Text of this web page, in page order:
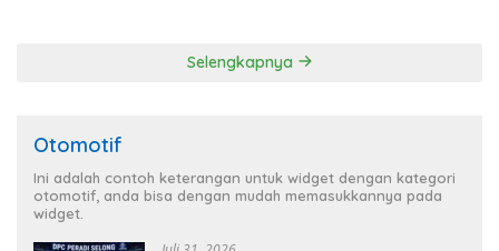
Selengkapnya
Otomotif
Ini adalah contoh keterangan untuk widget dengan kategori
otomotif, anda bisa dengan mudah memasukkannya pada
widget.